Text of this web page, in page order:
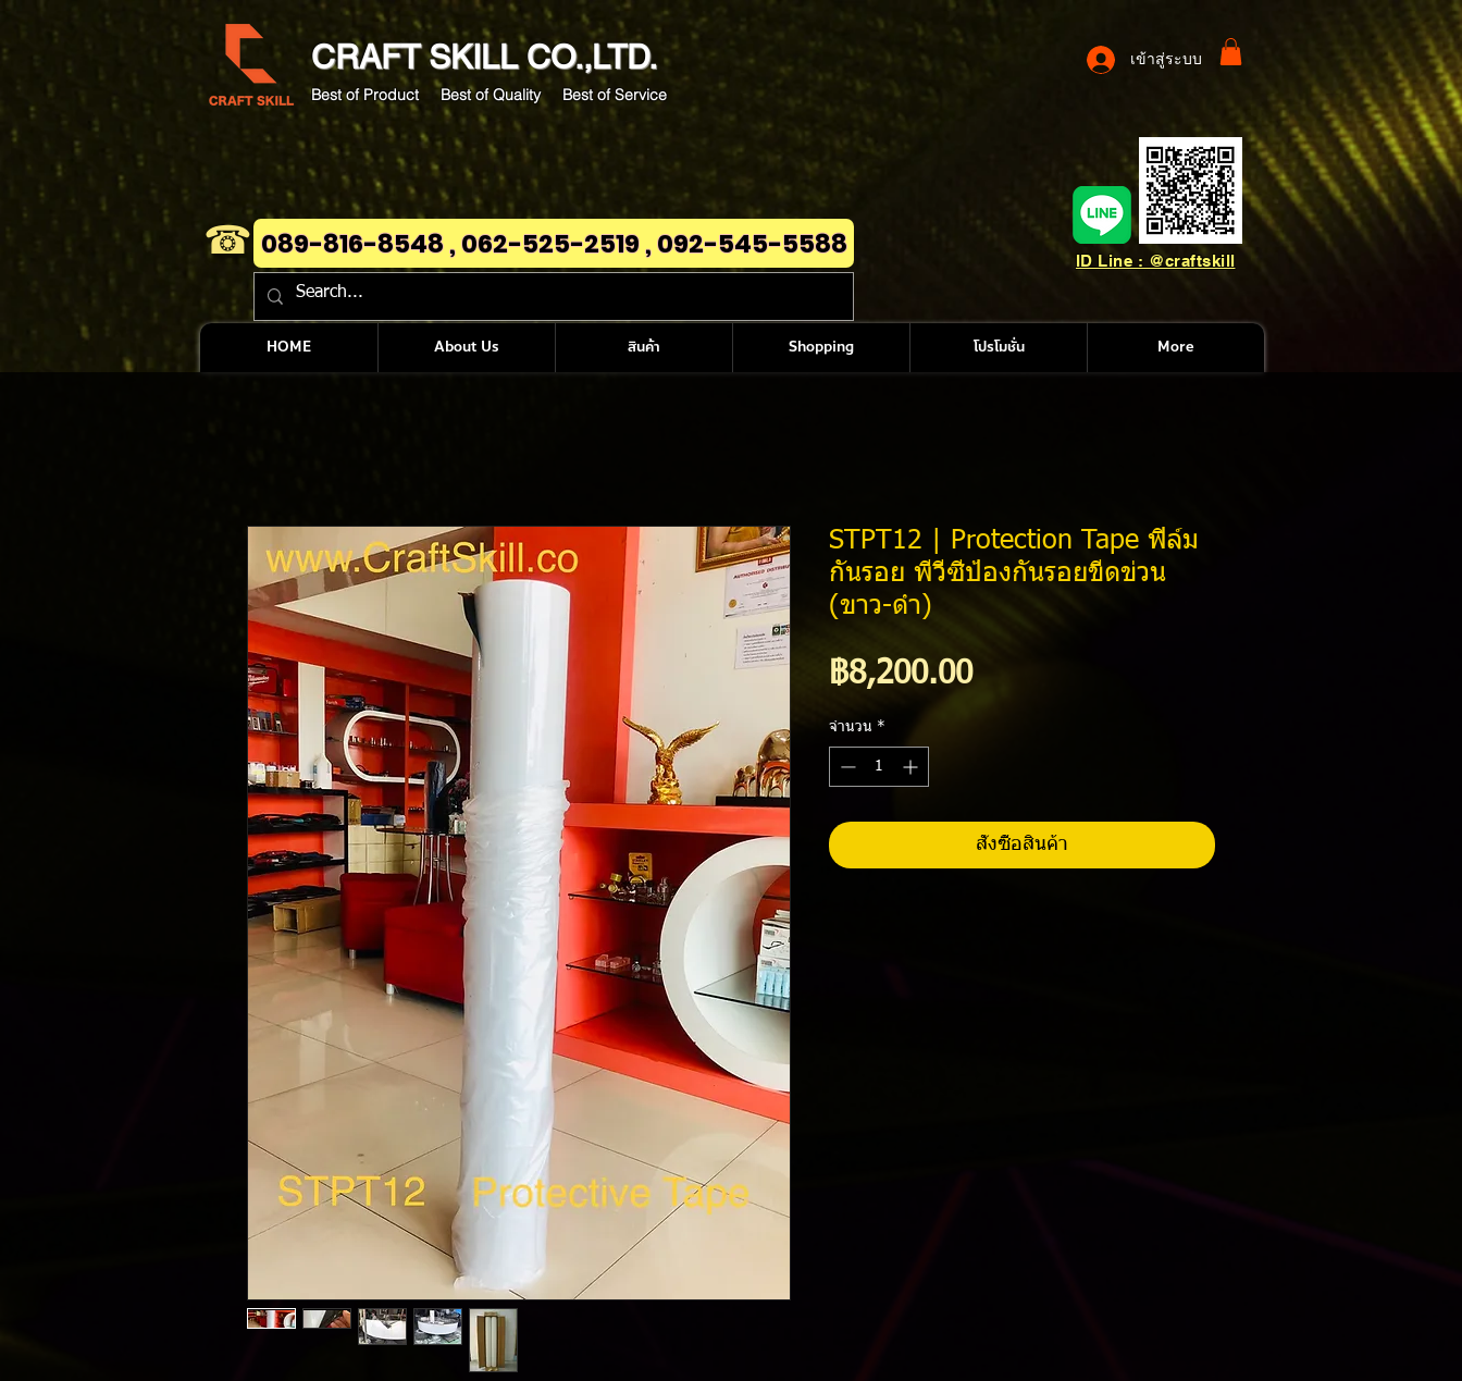
CRAFT SKILL CO.,LTD.
Best of Product Best of Quality Best of Service
เข้าสู่ระบบ
☎ 089-816-8548 , 062-525-2519 , 092-545-5588 ID Line : @craftskill
HOME About Us สินค้า Shopping โปรโมชั่น More
STPT12 | Protection Tape ฟิล์ม
กันรอย พีวีซีป้องกันรอยขีดข่วน
(ขาว-ดำ)
฿8,200.00ราคา
จำนวน *
สั่งซื้อสินค้า